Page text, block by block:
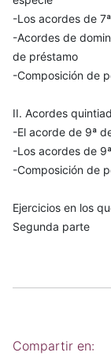
-Los acordes de
-Acordes de
de préstamo
-Composición de
II. Acordes
-El acorde de 9ª
-Los acordes de
-Composición de
Ejercicios en los
Segunda parte
Compartir en: